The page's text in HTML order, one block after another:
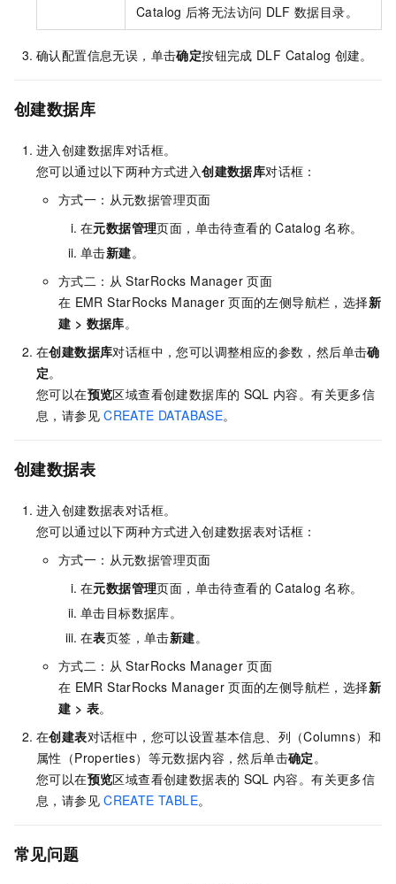
Catalog 后将无法访问 DLF 数据目录。
确认配置信息无误，单击确定按钮完成 DLF Catalog 创建。
创建数据库
进入创建数据库对话框。
您可以通过以下两种方式进入创建数据库对话框：
方式一：从元数据管理页面
在元数据管理页面，单击待查看的 Catalog 名称。
单击新建。
方式二：从 StarRocks Manager 页面
在 EMR StarRocks Manager 页面的左侧导航栏，选择新
建 > 数据库。
在创建数据库对话框中，您可以调整相应的参数，然后单击确
定。
您可以在预览区域查看创建数据库的 SQL 内容。有关更多信
息，请参见 CREATE DATABASE。
创建数据表
进入创建数据表对话框。
您可以通过以下两种方式进入创建数据表对话框：
方式一：从元数据管理页面
在元数据管理页面，单击待查看的 Catalog 名称。
单击目标数据库。
在表页签，单击新建。
方式二：从 StarRocks Manager 页面
在 EMR StarRocks Manager 页面的左侧导航栏，选择新
建 > 表。
在创建表对话框中，您可以设置基本信息、列（Columns）和
属性（Properties）等元数据内容，然后单击确定 。
您可以在预览区域查看创建数据表的 SQL 内容。有关更多信
息，请参见 CREATE TABLE。
常见问题